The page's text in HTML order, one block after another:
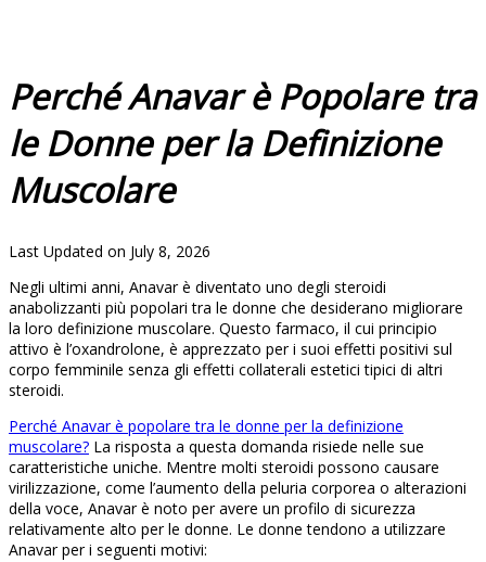
Perché Anavar è Popolare tra
le Donne per la Definizione
Muscolare
Last Updated on July 8, 2026
Negli ultimi anni, Anavar è diventato uno degli steroidi
anabolizzanti più popolari tra le donne che desiderano migliorare
la loro definizione muscolare. Questo farmaco, il cui principio
attivo è l’oxandrolone, è apprezzato per i suoi effetti positivi sul
corpo femminile senza gli effetti collaterali estetici tipici di altri
steroidi.
Perché Anavar è popolare tra le donne per la definizione
muscolare? La risposta a questa domanda risiede nelle sue
caratteristiche uniche. Mentre molti steroidi possono causare
virilizzazione, come l’aumento della peluria corporea o alterazioni
della voce, Anavar è noto per avere un profilo di sicurezza
relativamente alto per le donne. Le donne tendono a utilizzare
Anavar per i seguenti motivi: